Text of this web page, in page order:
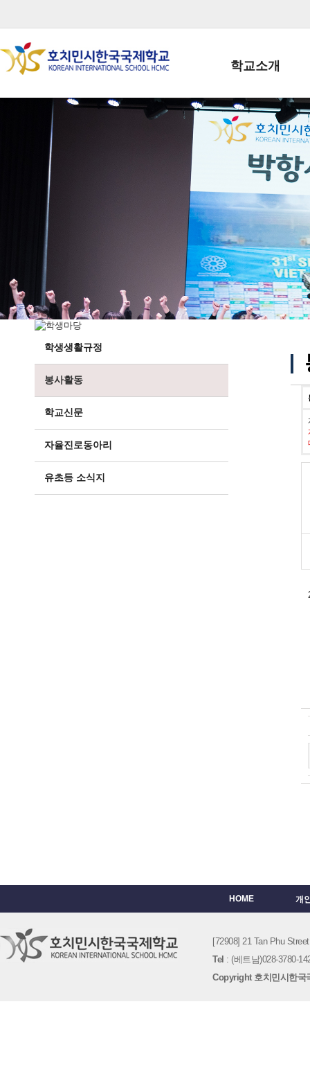
학교소개
학교장인사말
학생회장인사말
학교상징
학교 CI
교직원현황
학생현황
위치/전화
전경사진
학생생활규정
봉사활동
학교신문
자율진로동아리
유초등 소식지
HOME 개
[72908] 21 Tan Phu
Tel : (베트남)028-3780-
Copyright 호치민시한국